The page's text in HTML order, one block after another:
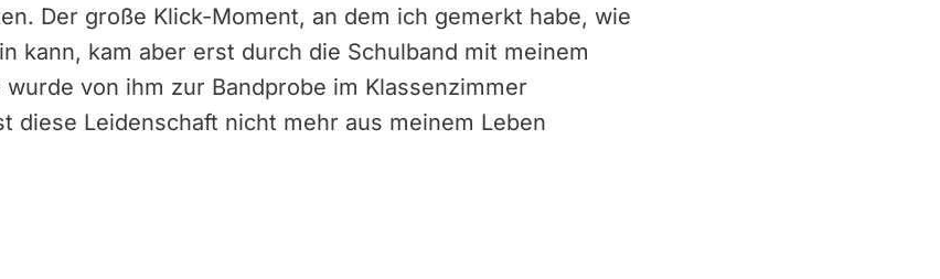
Der große Klick-Moment, an dem ich gemerkt habe, wie
kann, kam aber erst durch die Schulband mit meinem
wurde von ihm zur Bandprobe im Klassenzimmer
diese Leidenschaft nicht mehr aus meinem Leben